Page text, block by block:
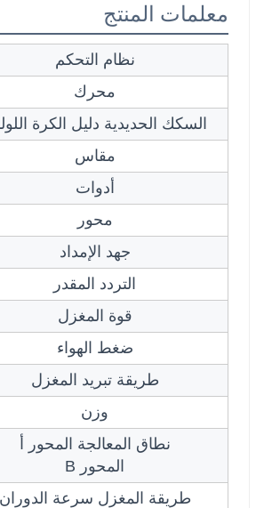
معلمات المنتج
نظام التحكم
محرك
السكك الحديدية دليل الكرة
مقاس
أدوات
محور
جهد الإمداد
التردد المقدر
قوة المغزل
ضغط الهواء
طريقة تبريد المغزل
وزن
نطاق المعالجة المحور أ
المحور B
طريقة المغزل سرعة الدوران